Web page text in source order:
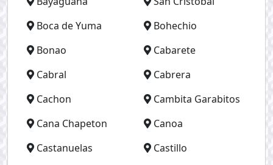
Boca de Yuma
Bohechio
Bonao
Cabarete
Cabral
Cabrera
Cachon
Cambita Garabitos
Cana Chapeton
Canoa
Castanuelas
Castillo